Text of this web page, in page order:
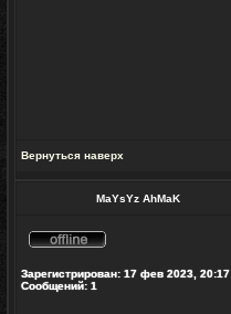
Вернуться наверх
MaYsYz AhMaK
сети
Зарегистрирован: 17 фев 2023, 20:17
Сообщений: 1